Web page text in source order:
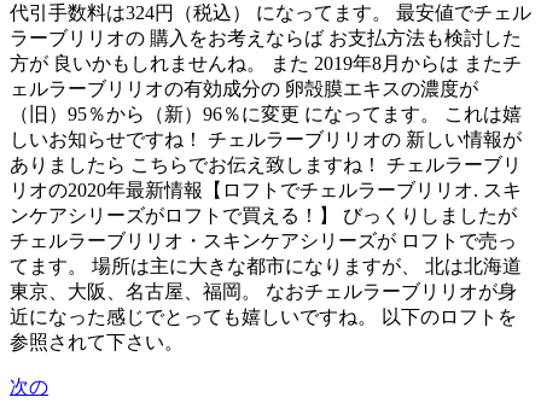
代引手数料は324円（税込） になってます。 最安値でチェル
ラーブリリオの 購入をお考えならば お支払方法も検討した
方が 良いかもしれませんね。 また 2019年8月からは またチ
ェルラーブリリオの有効成分の 卵殻膜エキスの濃度が
（旧）95％から（新）96％に変更 になってます。 これは嬉
しいお知らせですね！ チェルラーブリリオの 新しい情報が
ありましたら こちらでお伝え致しますね！ チェルラーブリ
リオの2020年最新情報【ロフトでチェルラーブリリオ. スキ
ンケアシリーズがロフトで買える！】 びっくりしましたが
チェルラーブリリオ・スキンケアシリーズが ロフトで売っ
てます。 場所は主に大きな都市になりますが、 北は北海道
東京、大阪、名古屋、福岡。 なおチェルラーブリリオが身
近になった感じでとっても嬉しいですね。 以下のロフトを
参照されて下さい。
次の